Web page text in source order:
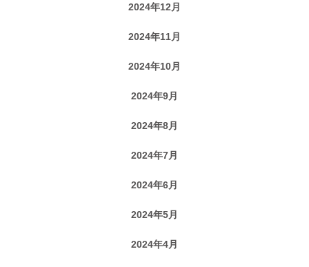
2024年12月
2024年11月
2024年10月
2024年9月
2024年8月
2024年7月
2024年6月
2024年5月
2024年4月